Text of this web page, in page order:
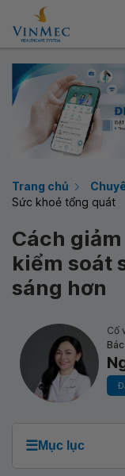
Trang chủ
Sức khoẻ tổng quát
Cách
kiểm soát
sáng hơn
Cố
☰Mục lục